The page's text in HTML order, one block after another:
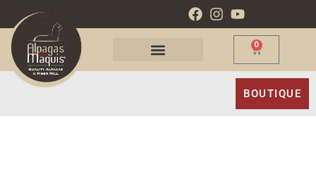
0
BOUTIQUE